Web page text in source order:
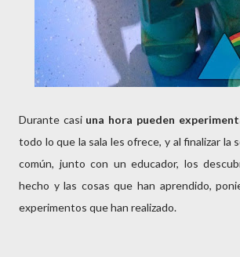
Durante casi una hora pueden
todo lo que la sala les ofrece, y al finalizar la
común, junto con un educador, los
hecho y las cosas que han aprendido,
experimentos que han realizado.